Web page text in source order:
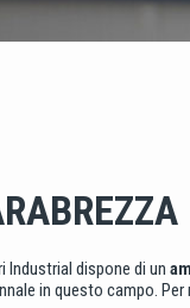
Industrial dispone di un
in questo campo.